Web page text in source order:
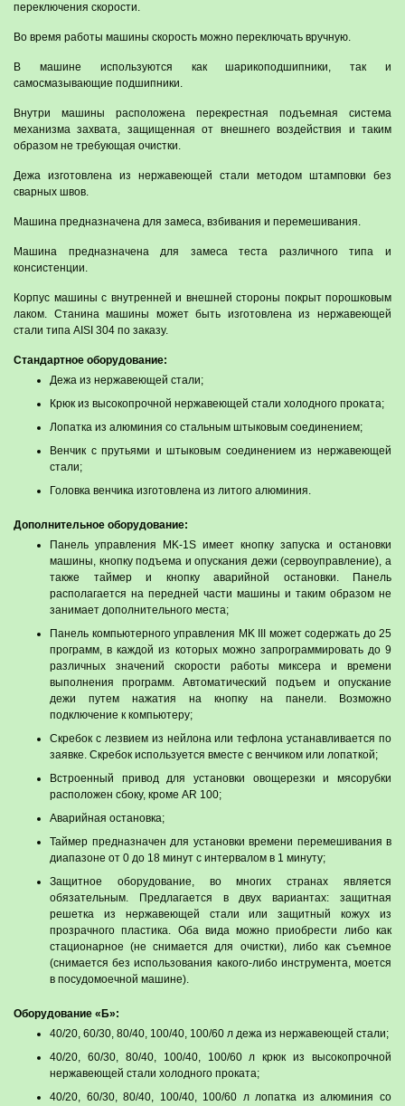
переключения скорости.
Во время работы машины скорость можно переключать вручную.
В машине используются как шарикоподшипники, так и
самосмазывающие подшипники.
Внутри машины расположена перекрестная подъемная система
механизма захвата, защищенная от внешнего воздействия и таким
образом не требующая очистки.
Дежа изготовлена из нержавеющей стали методом штамповки без
сварных швов.
Машина предназначена для замеса, взбивания и перемешивания.
Машина предназначена для замеса теста различного типа и
консистенции.
Корпус машины с внутренней и внешней стороны покрыт порошковым
лаком. Станина машины может быть изготовлена из нержавеющей
стали типа AISI 304 по заказу.
Стандартное оборудование:
Дежа из нержавеющей стали;
Крюк из высокопрочной нержавеющей стали холодного проката;
Лопатка из алюминия со стальным штыковым соединением;
Венчик с прутьями и штыковым соединением из нержавеющей
стали;
Головка венчика изготовлена из литого алюминия.
Дополнительное оборудование:
Панель управления MK-1S имеет кнопку запуска и остановки
машины, кнопку подъема и опускания дежи (сервоуправление), а
также таймер и кнопку аварийной остановки. Панель
располагается на передней части машины и таким образом не
занимает дополнительного места;
Панель компьютерного управления MK III может содержать до 25
программ, в каждой из которых можно запрограммировать до 9
различных значений скорости работы миксера и времени
выполнения программ. Автоматический подъем и опускание
дежи путем нажатия на кнопку на панели. Возможно
подключение к компьютеру;
Скребок с лезвием из нейлона или тефлона устанавливается по
заявке. Скребок используется вместе с венчиком или лопаткой;
Встроенный привод для установки овощерезки и мясорубки
расположен сбоку, кроме AR 100;
Аварийная остановка;
Таймер предназначен для установки времени перемешивания в
диапазоне от 0 до 18 минут с интервалом в 1 минуту;
Защитное оборудование, во многих странах является
обязательным. Предлагается в двух вариантах: защитная
решетка из нержавеющей стали или защитный кожух из
прозрачного пластика. Оба вида можно приобрести либо как
стационарное (не снимается для очистки), либо как съемное
(снимается без использования какого-либо инструмента, моется
в посудомоечной машине).
Оборудование «Б»:
40/20, 60/30, 80/40, 100/40, 100/60 л дежа из нержавеющей стали;
40/20, 60/30, 80/40, 100/40, 100/60 л крюк из высокопрочной
нержавеющей стали холодного проката;
40/20, 60/30, 80/40, 100/40, 100/60 л лопатка из алюминия со